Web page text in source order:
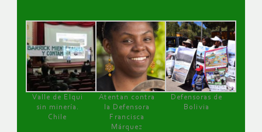
Valle de Elqui
sin minería.
Chile
Atentan contra
la Defensora
Francisca
Márquez
Defensoras de
Bolivia